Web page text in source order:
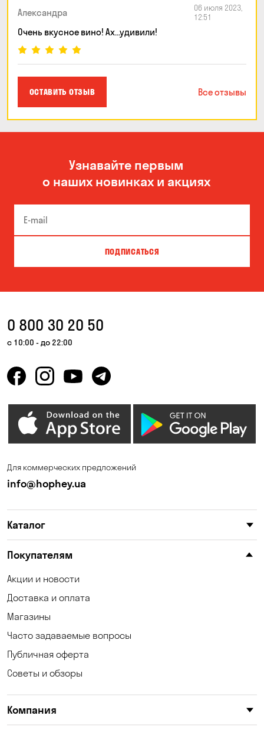
Александра
06 июля 2023,
12:51
Очень вкусное вино! Ах...удивили!
ОСТАВИТЬ ОТЗЫВ Все отзывы
Узнавайте первым
о наших новинках и акциях
ПОДПИСАТЬСЯ
0 800 30 20 50
с 10:00 - до 22:00
Для коммерческих предложений
info@hophey.ua
Каталог
Покупателям
Акции и новости
Доставка и оплата
Магазины
Часто задаваемые вопросы
Публичная оферта
Советы и обзоры
Компания